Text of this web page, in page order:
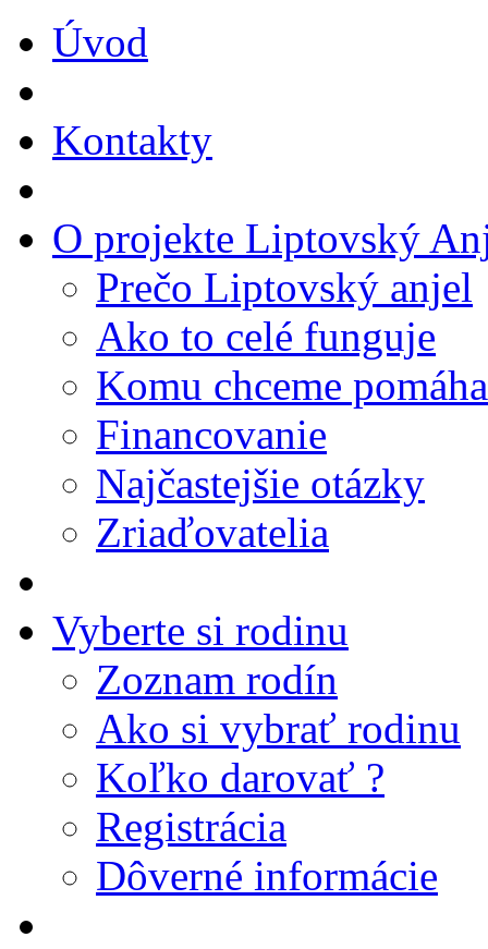
Úvod
Kontakty
O projekte Liptovský
Prečo Liptovský anjel
Ako to celé funguje
Komu chceme
Financovanie
Najčastejšie otázky
Zriaďovatelia
Vyberte si rodinu
Zoznam rodín
Ako si vybrať rodinu
Koľko darovať ?
Registrácia
Dôverné informácie